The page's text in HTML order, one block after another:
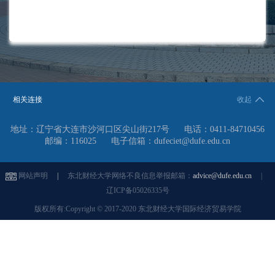
相关连接 收起
地址：辽宁省大连市沙河口区尖山街217号
电话：0411-84710456
邮编：116025
电子信箱：dufeciet@dufe.edu.cn
网站声明 东北财经大学网络不良信息举报邮箱： advice@dufe.edu.cn
辽ICP备05026335号
版权所有:Copyright © 2017-2020 东北财经大学国际经济贸易学院